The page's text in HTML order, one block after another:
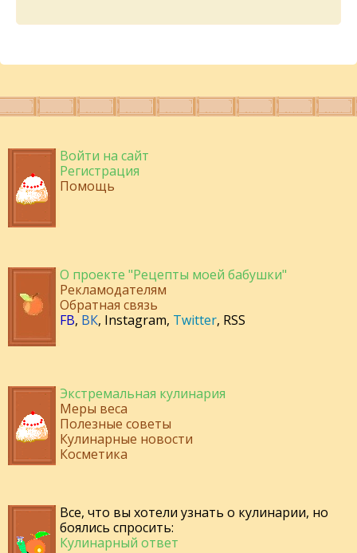
Войти на сайт
Регистрация
Помощь
О проекте "Рецепты моей бабушки"
Рекламодателям
Обратная связь
FB, ВК, Instagram, Twitter, RSS
Экстремальная кулинария
Меры веса
Полезные советы
Кулинарные новости
Косметика
Все, что вы хотели узнать о кулинарии, но
боялись спросить:
Кулинарный ответ